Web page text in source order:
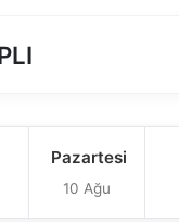
Pazartesi
10 Ağu